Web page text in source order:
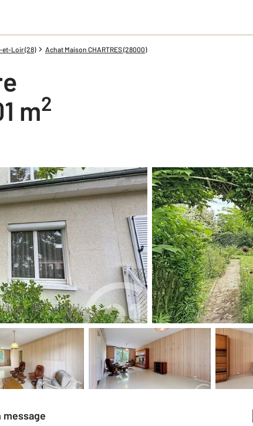
et-Loir (28) Achat Maison CHARTRES (28000)
m2
message